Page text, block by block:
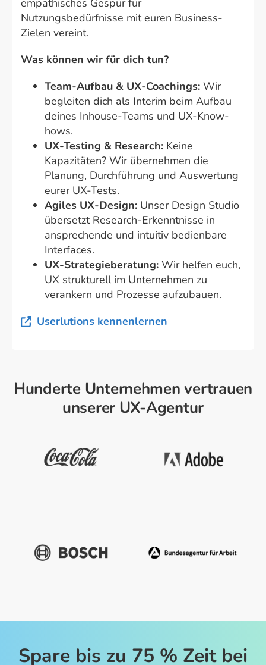
empathisches Gespür für
Nutzungsbedürfnisse mit euren Business-
Zielen vereint.
Was können wir für dich tun?
Team-Aufbau & UX-Coachings: Wir
begleiten dich als Interim beim Aufbau
deines Inhouse-Teams und UX-Know-
hows.
UX-Testing & Research: Keine
Kapazitäten? Wir übernehmen die
Planung, Durchführung und Auswertung
eurer UX-Tests.
Agiles UX-Design: Unser Design Studio
übersetzt Research-Erkenntnisse in
ansprechende und intuitiv bedienbare
Interfaces.
UX-Strategieberatung: Wir helfen euch,
UX strukturell im Unternehmen zu
verankern und Prozesse aufzubauen.
Userlutions kennenlernen
Hunderte Unternehmen vertrauen
unserer UX-Agentur
Spare bis zu 75 % Zeit bei